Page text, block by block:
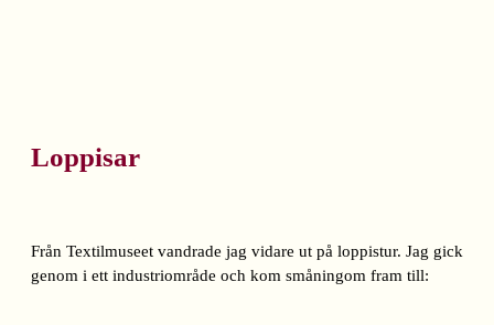
Loppisar
Från Textilmuseet vandrade jag vidare ut på loppistur. Jag gick
genom i ett industriområde och kom småningom fram till: